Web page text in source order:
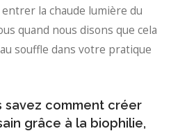
la chaude lumière du
quand nous disons que cela
souffle dans votre pratique
savez comment créer
grâce à la biophilie,